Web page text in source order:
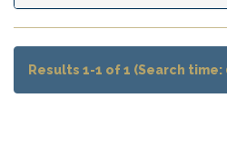
Results 1-1 of 1 (Search